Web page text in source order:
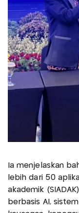
Ia menjelaskan
lebih dari 50
akademik
berbasis AI,